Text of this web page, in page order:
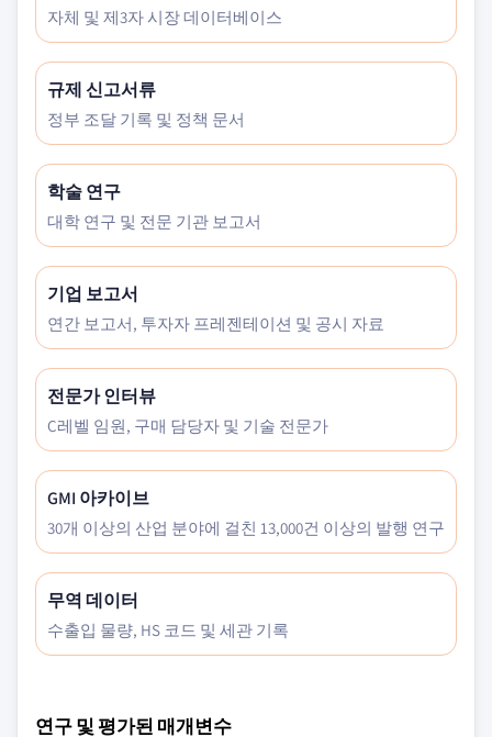
자체 및 제3자 시장 데이터베이스
규제 신고서류
정부 조달 기록 및 정책 문서
학술 연구
대학 연구 및 전문 기관 보고서
기업 보고서
연간 보고서, 투자자 프레젠테이션 및 공시 자료
전문가 인터뷰
C레벨 임원, 구매 담당자 및 기술 전문가
GMI 아카이브
30개 이상의 산업 분야에 걸친 13,000건 이상의 발행 연구
무역 데이터
수출입 물량, HS 코드 및 세관 기록
연구 및 평가된 매개변수